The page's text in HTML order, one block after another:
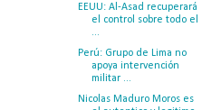
EEUU: Al-Asad recuperará
el control sobre todo el
...
Perú: Grupo de Lima no
apoya intervención
militar ...
Nicolas Maduro Moros es